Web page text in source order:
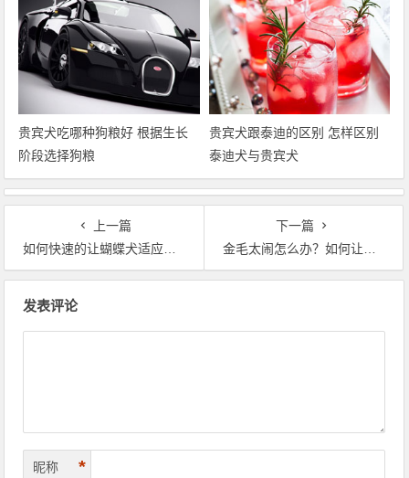
贵宾犬吃哪种狗粮好 根据生长
阶段选择狗粮
贵宾犬跟泰迪的区别 怎样区别
泰迪犬与贵宾犬
上一篇
如何快速的让蝴蝶犬适应新环境？ 狗狗适应新环境
下一篇
金毛太闹怎么办？如何让狗狗安静？
发表评论
昵称 *